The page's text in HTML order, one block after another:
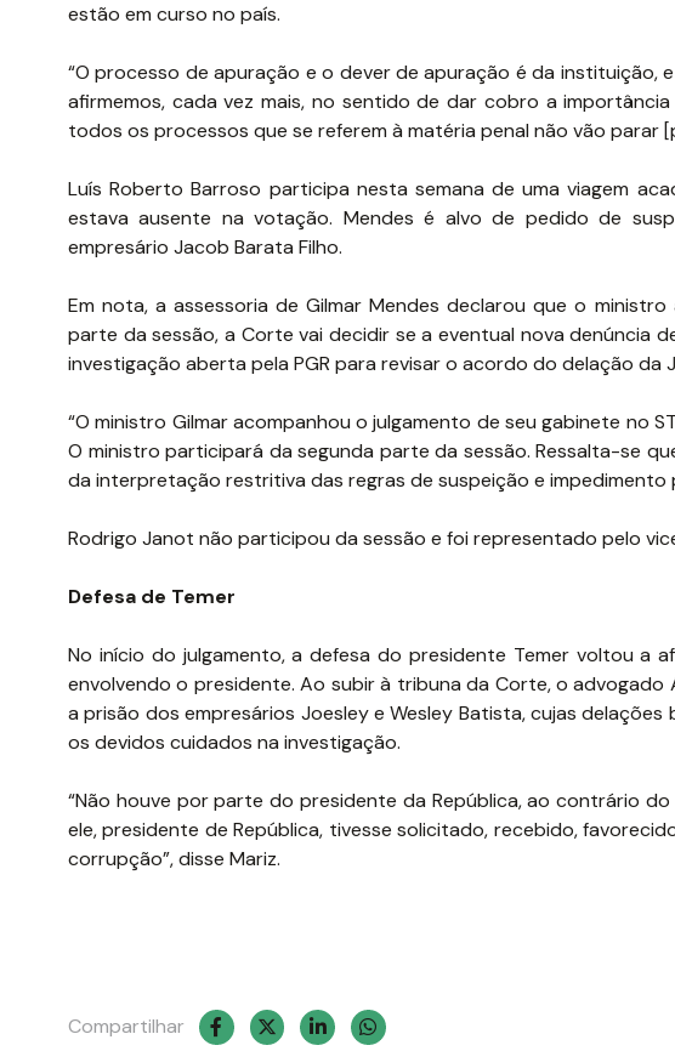
estão em curso no país.
“O processo de apuração e o dever de apuração é da instituição,
afirmemos, cada vez mais, no sentido de dar cobro a
todos os processos que se referem à matéria penal não vão parar
Luís Roberto Barroso participa nesta semana de uma viagem
estava ausente na votação. Mendes é alvo de pedido de
empresário Jacob Barata Filho.
Em nota, a assessoria de Gilmar Mendes declarou que o
parte da sessão, a Corte vai decidir se a eventual nova denúncia
investigação aberta pela PGR para revisar o acordo do delação da
“O ministro Gilmar acompanhou o julgamento de seu gabinete no
O ministro participará da segunda parte da sessão. Ressalta-se
da interpretação restritiva das regras de suspeição e impedimento
Rodrigo Janot não participou da sessão e foi representado pelo
Defesa de Temer
No início do julgamento, a defesa do presidente Temer voltou a
envolvendo o presidente. Ao subir à tribuna da Corte, o
a prisão dos empresários Joesley e Wesley Batista, cujas
os devidos cuidados na investigação.
“Não houve por parte do presidente da República, ao contrário
ele, presidente de República, tivesse solicitado, recebido,
corrupção”, disse Mariz.
Compartilhar